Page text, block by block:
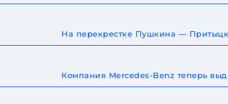
На перекрестке Пушкина —
Компания Mercedes-Benz теперь